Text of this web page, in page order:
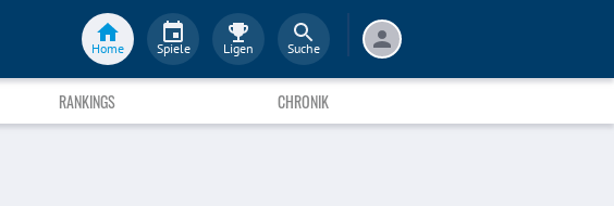
Home Spiele Ligen Suche
RANKINGS CHRONIK